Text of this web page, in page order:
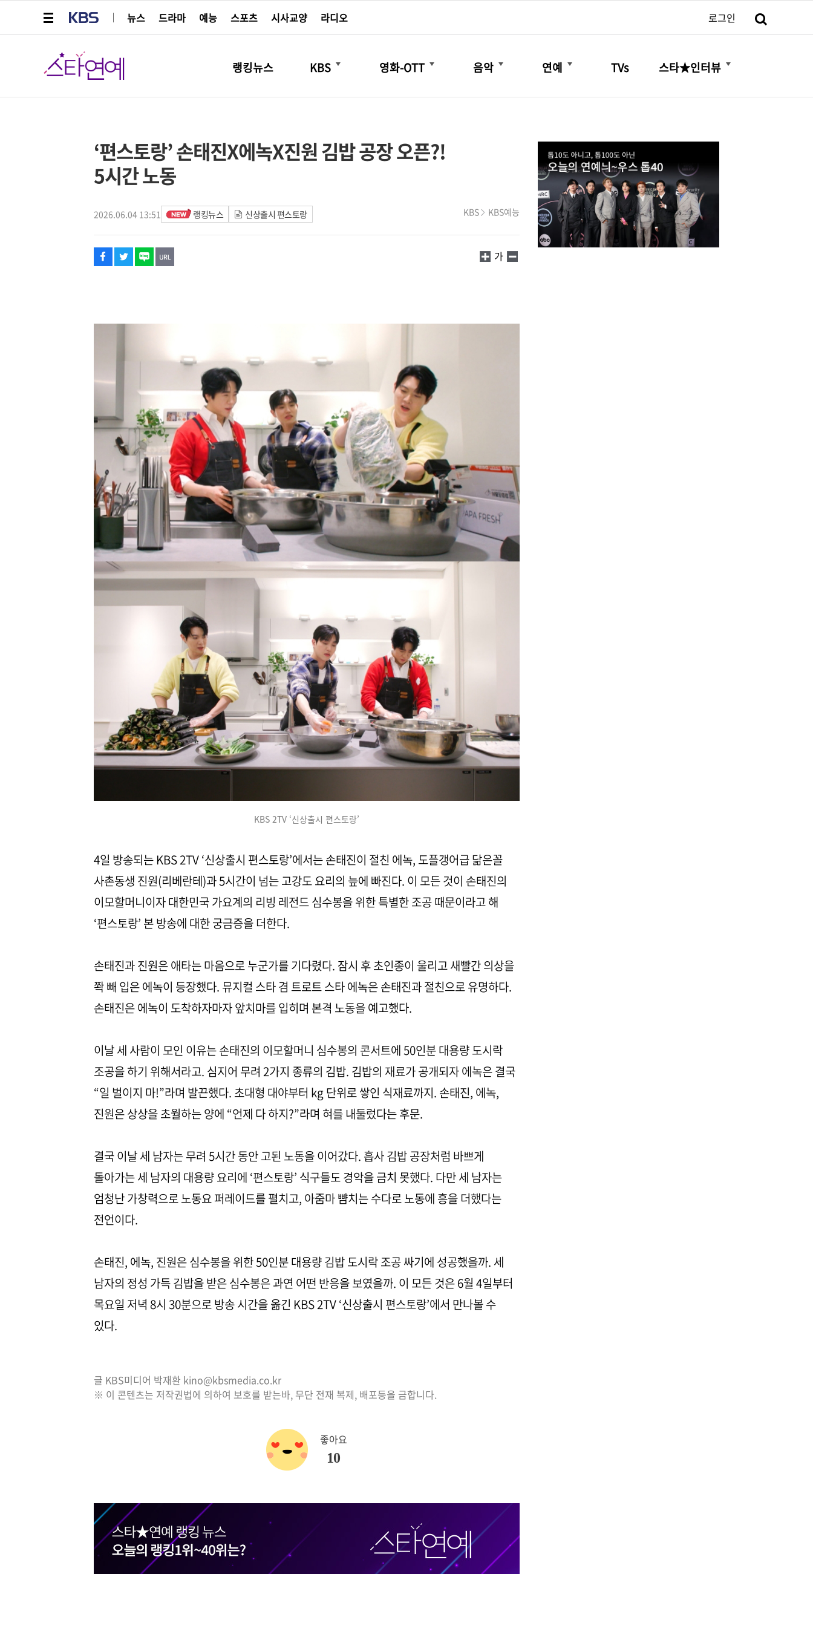
뉴스
드라마 예능 스포츠 시사교양 라디오 로그인
스타연예
랭킹뉴스 KBS
더보기
영화-OTT
더보기
음악
더보기
연예
더보기
TVs 스타★인터뷰
더보기
‘편스토랑’ 손태진X에녹X진원 김밥 공장 오픈?!
5시간 노동
2026.06.04 13:51 랭킹뉴스 신상출시 편스토랑 KBS KBS예능
페이스북
트위터
네이버
URL복사
글씨 작게보기
가
글씨 크게보기
KBS 2TV ‘신상출시 편스토랑’
4일 방송되는 KBS 2TV ‘신상출시 편스토랑’에서는 손태진이 절친 에녹, 도플갱어급 닮은꼴
사촌동생 진원(리베란테)과 5시간이 넘는 고강도 요리의 늪에 빠진다. 이 모든 것이 손태진의
이모할머니이자 대한민국 가요계의 리빙 레전드 심수봉을 위한 특별한 조공 때문이라고 해
‘편스토랑’ 본 방송에 대한 궁금증을 더한다.
손태진과 진원은 애타는 마음으로 누군가를 기다렸다. 잠시 후 초인종이 울리고 새빨간 의상을
쫙 빼 입은 에녹이 등장했다. 뮤지컬 스타 겸 트로트 스타 에녹은 손태진과 절친으로 유명하다.
손태진은 에녹이 도착하자마자 앞치마를 입히며 본격 노동을 예고했다.
이날 세 사람이 모인 이유는 손태진의 이모할머니 심수봉의 콘서트에 50인분 대용량 도시락
조공을 하기 위해서라고. 심지어 무려 2가지 종류의 김밥. 김밥의 재료가 공개되자 에녹은 결국
“일 벌이지 마!”라며 발끈했다. 초대형 대야부터 kg 단위로 쌓인 식재료까지. 손태진, 에녹,
진원은 상상을 초월하는 양에 “언제 다 하지?”라며 혀를 내둘렀다는 후문.
결국 이날 세 남자는 무려 5시간 동안 고된 노동을 이어갔다. 흡사 김밥 공장처럼 바쁘게
돌아가는 세 남자의 대용량 요리에 ‘편스토랑’ 식구들도 경악을 금치 못했다. 다만 세 남자는
엄청난 가창력으로 노동요 퍼레이드를 펼치고, 아줌마 뺨치는 수다로 노동에 흥을 더했다는
전언이다.
손태진, 에녹, 진원은 심수봉을 위한 50인분 대용량 김밥 도시락 조공 싸기에 성공했을까. 세
남자의 정성 가득 김밥을 받은 심수봉은 과연 어떤 반응을 보였을까. 이 모든 것은 6월 4일부터
목요일 저녁 8시 30분으로 방송 시간을 옮긴 KBS 2TV ‘신상출시 편스토랑’에서 만나볼 수
있다.
글 KBS미디어 박재환 kino@kbsmedia.co.kr
※ 이 콘텐츠는 저작권법에 의하여 보호를 받는바, 무단 전재 복제, 배포등을 금합니다.
좋아요
10